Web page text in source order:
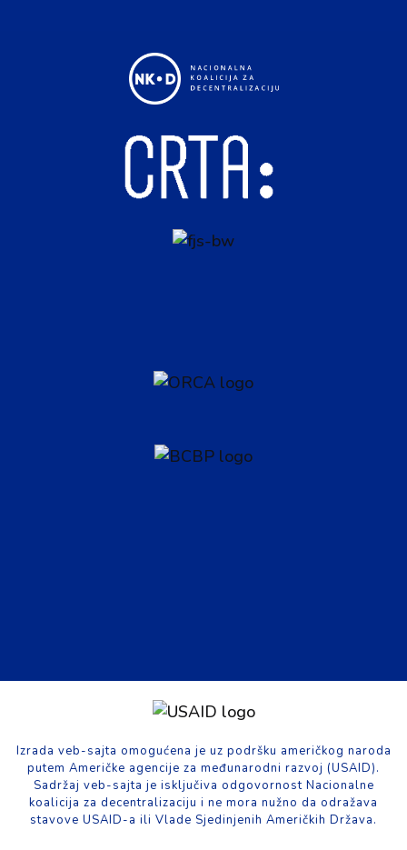
Izrada veb-sajta omogućena je uz podršku američkog naroda
putem Američke agencije za međunarodni razvoj (USAID).
Sadržaj veb-sajta je isključiva odgovornost Nacionalne
koalicija za decentralizaciju i ne mora nužno da odražava
stavove USAID-a ili Vlade Sjedinjenih Američkih Država.